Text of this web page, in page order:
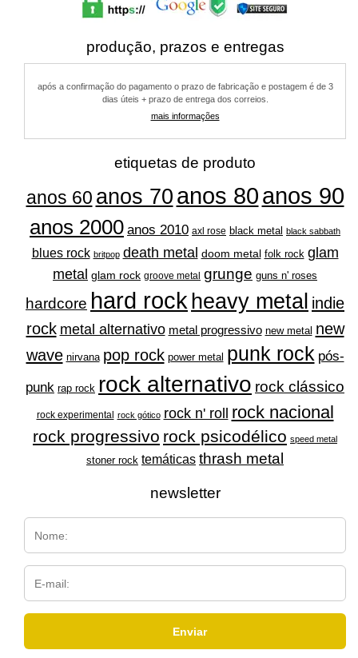
produção, prazos e entregas
após a confirmação do pagamento o prazo de fabricação e postagem é de 3
dias úteis + prazo de entrega dos correios.
mais informações
etiquetas de produto
anos 60 anos 70 anos 80anos 90
anos 2000 anos 2010 axl rose black metal black sabbath
blues rock britpop death metal doom metal folk rock glam
metal glam rock groove metal grunge guns n' roses
hardcore hard rock heavy metal indie
rock metal alternativo metal progressivo new metal new
wave nirvana pop rock power metal punk rock pós-
punk rap rock rock alternativo rock clássico
rock experimental rock gótico rock n' roll rock nacional
rock progressivo rock psicodélico speed metal
stoner rock temáticas thrash metal
newsletter